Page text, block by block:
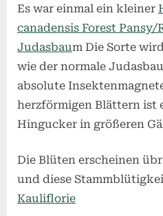
Es war einmal ein kleiner
canadensis Forest
Judasbaum Die Sorte
wie der normale
absolute
herzförmigen Blättern ist
Hingucker in größeren
Die Blüten erscheinen
und diese
Kauliflorie